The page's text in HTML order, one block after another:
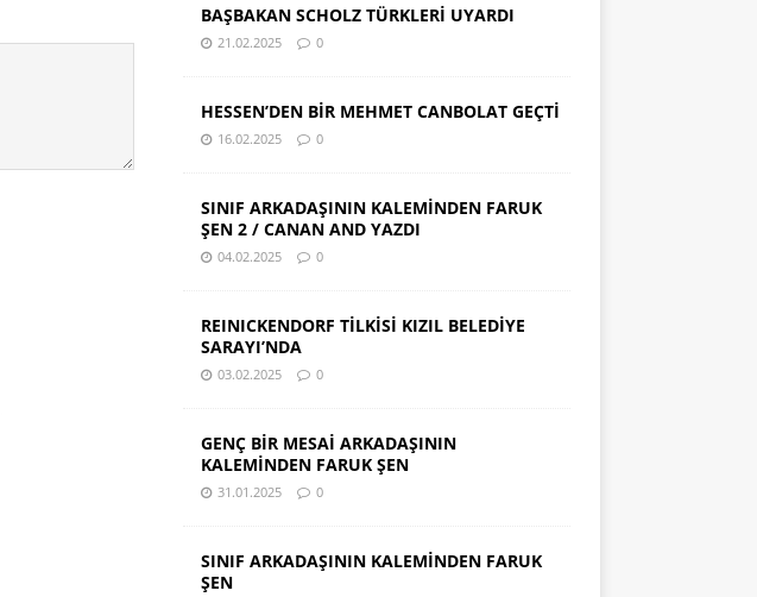
BAŞBAKAN SCHOLZ TÜRKLERİ UYARDI
21.02.2025 0
HESSEN’DEN BİR MEHMET CANBOLAT GEÇTİ
16.02.2025 0
SINIF ARKADAŞININ KALEMİNDEN FARUK
ŞEN 2 / CANAN AND YAZDI
04.02.2025 0
REINICKENDORF TİLKİSİ KIZIL BELEDİYE
SARAYI’NDA
03.02.2025 0
GENÇ BİR MESAİ ARKADAŞININ
KALEMİNDEN FARUK ŞEN
31.01.2025 0
SINIF ARKADAŞININ KALEMİNDEN FARUK
ŞEN